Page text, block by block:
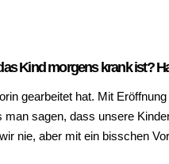
Kind morgens krank ist?
gearbeitet hat. Mit
sagen, dass unsere
nie, aber mit ein bisschen